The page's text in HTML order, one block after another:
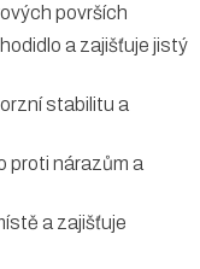
površích
a zajišťuje jistý
stabilitu a
proti nárazům a
a zajišťuje